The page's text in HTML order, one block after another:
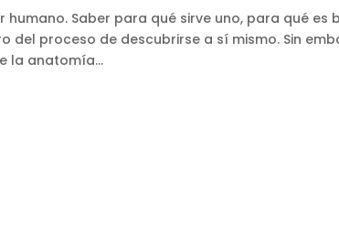
Saber para qué sirve uno, para qué es
del proceso de descubrirse a sí mismo. Sin
la anatomía...